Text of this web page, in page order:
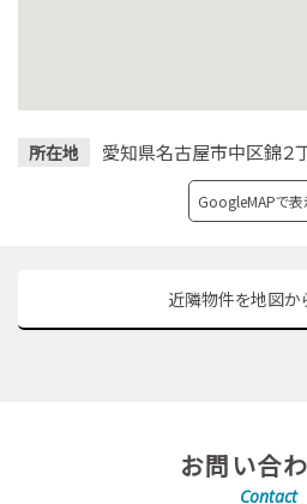
所在地 愛知県名古屋市中区錦２
GoogleMAPで表
近隣物件を地図か
お問い合
Contact